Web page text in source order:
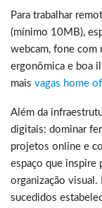
Para trabalhar
(mínimo 10MB),
webcam, fone com
ergonômica e boa
mais vagas home
Além da
digitais: dominar
projetos online e
espaço que inspire
organização
sucedidos